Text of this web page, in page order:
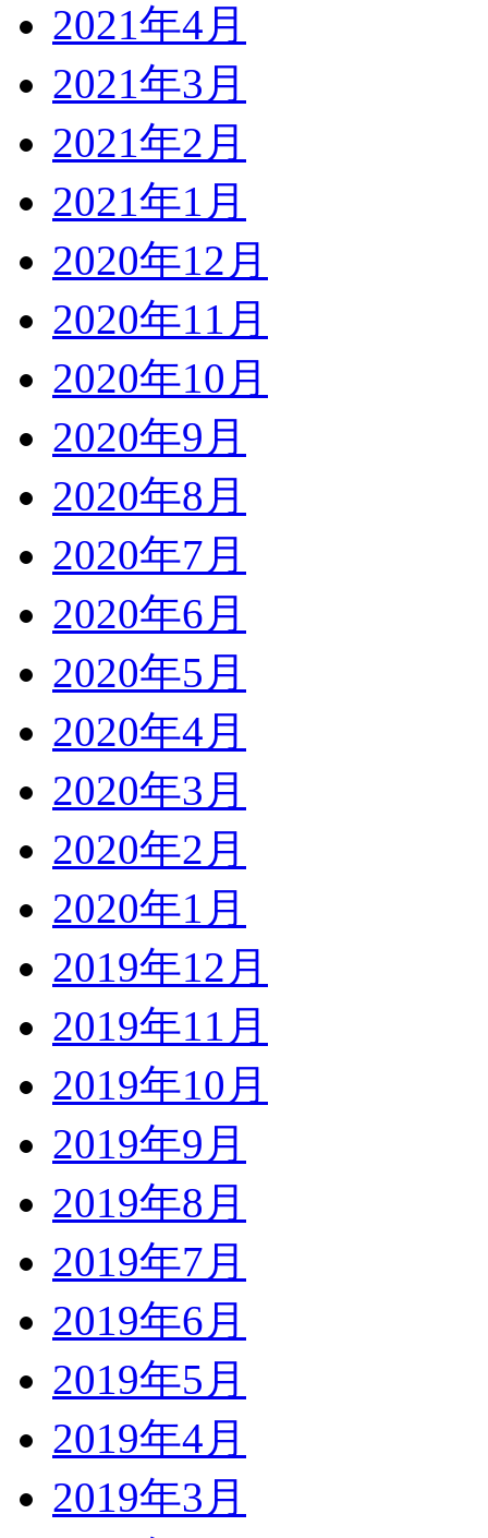
2021年4月
2021年3月
2021年2月
2021年1月
2020年12月
2020年11月
2020年10月
2020年9月
2020年8月
2020年7月
2020年6月
2020年5月
2020年4月
2020年3月
2020年2月
2020年1月
2019年12月
2019年11月
2019年10月
2019年9月
2019年8月
2019年7月
2019年6月
2019年5月
2019年4月
2019年3月